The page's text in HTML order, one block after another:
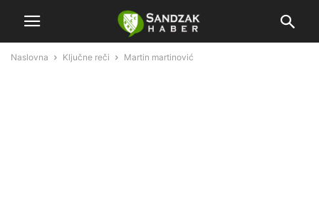
Naslovna Ključne reči Martin martinović